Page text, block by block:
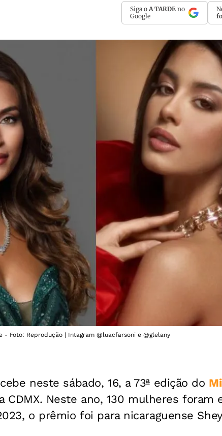
Siga o A TARDE no
Google
- Foto: Reprodução | Intagram @luacfarsoni e @glelany
neste sábado, 16, a 73ª edição do
CDMX. Neste ano, 130 mulheres foram
o prêmio foi para nicaraguense